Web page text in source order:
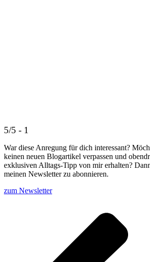
5/5 - 1
War diese Anregung für dich interessant?
keinen neuen Blogartikel verpassen und
exklusiven Alltags-Tipp von mir erhalten?
meinen Newsletter zu abonnieren.
zum Newsletter